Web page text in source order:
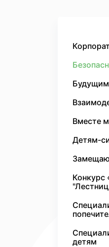
Будущим
Вместе
Детям-
Конкурс
детям